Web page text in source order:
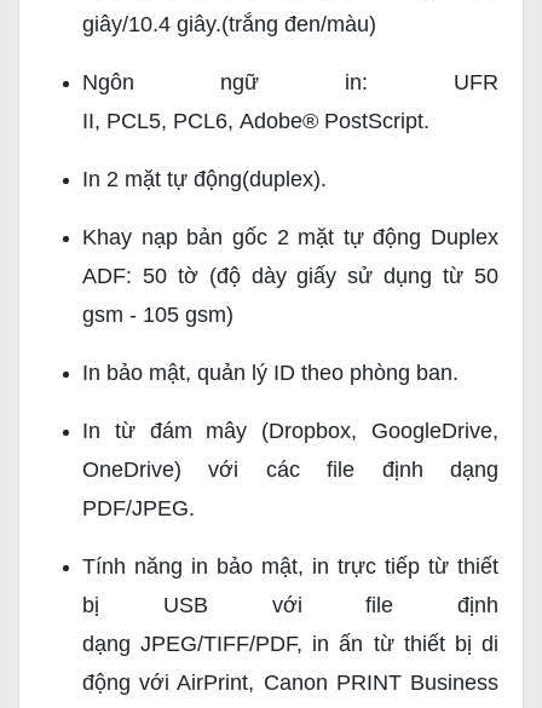
giây/10.4 giây.(trắng đen/màu)
Ngôn ngữ in: UFR
II, PCL5, PCL6, Adobe® PostScript.
In 2 mặt tự động(duplex).
Khay nạp bản gốc 2 mặt tự động Duplex
ADF: 50 tờ (độ dày giấy sử dụng từ 50
gsm - 105 gsm)
In bảo mật, quản lý ID theo phòng ban.
In từ đám mây (Dropbox, GoogleDrive,
OneDrive) với các file định dạng
PDF/JPEG.
Tính năng in bảo mật, in trực tiếp từ thiết
bị USB với file định
dạng JPEG/TIFF/PDF, in ấn từ thiết bị di
động với AirPrint, Canon PRINT Business